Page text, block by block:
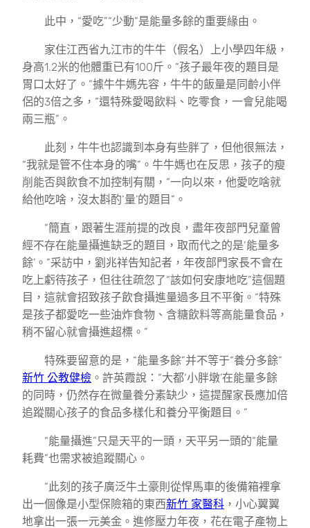
此中，“愛吃”“少動”是能量多餘的重要緣由。
家住江西省九江市的牛牛（假名）上小學四年級，
身高1.2米的他體重已有100斤。“孩子最年夜的題目是
胃口太好了。”據牛牛媽先容，牛牛的飯量是同齡小伴
侶的3倍之多，“還特殊愛喝飲料、吃零食，一會兒能喝
兩三瓶”。
此刻，牛牛也認識到本身有些胖了，但他很無法，
“我就是管不住本身的嘴”。牛牛媽也在反思，孩子的瘦
削能否與飲食不加控制有關，“一向以來，他愛吃啥就
給他吃啥，沒太斟酌‘量’的題目”。
“簡直，跟著生涯前提的改良，盡年夜部門兒童曾
經不存在能量攝進缺乏的題目，取而代之的是‘能量多
餘’。”采訪中，劉兆祥告知記者，年夜部門家長不會在
吃上虧待孩子，但往往疏忽了“該如何安康地吃”這個題
目，這就會招致孩子飲食攝進量過多且不平衡。“特殊
是孩子都愛吃一些油炸食物、含糖飲料等高能量食品，
稍不留心就會攝進超標。”
特殊要留意的是，“能量多餘”并不等于“養分多餘”
新竹 公教健檢 。許英霞說：“大都‘小胖墩’在能量多餘
的同時，仍然存在微量養分素缺少，這提醒家長應加倍
追蹤關心孩子的食品多樣化和養分平衡題目。”
“能量攝進”只是天平的一頭，天平另一頭的“能量
耗費”也需求被追蹤關心。
“此刻的孩子廣泛牛土豪則從悍馬車的後備箱裡拿
出一個像是小型保險箱的東西新竹 家醫科 ，小心翼翼
地拿出一張一元美金。進修壓力年夜，花在電子產物上